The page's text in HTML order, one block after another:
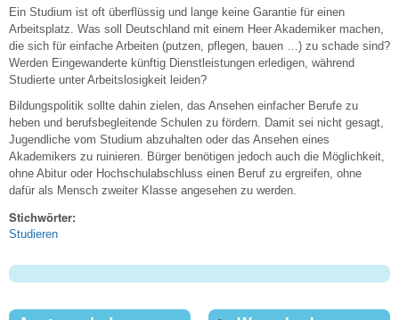
Ein Studium ist oft überflüssig und lange keine Garantie für einen
Arbeitsplatz. Was soll Deutschland mit einem Heer Akademiker machen,
die sich für einfache Arbeiten (putzen, pflegen, bauen …) zu schade sind?
Werden Eingewanderte künftig Dienstleistungen erledigen, während
Studierte unter Arbeitslosigkeit leiden?
Bildungspolitik sollte dahin zielen, das Ansehen einfacher Berufe zu
heben und berufsbegleitende Schulen zu fördern. Damit sei nicht gesagt,
Jugendliche vom Studium abzuhalten oder das Ansehen eines
Akademikers zu ruinieren. Bürger benötigen jedoch auch die Möglichkeit,
ohne Abitur oder Hochschulabschluss einen Beruf zu ergreifen, ohne
dafür als Mensch zweiter Klasse angesehen zu werden.
Stichwörter:
Studieren